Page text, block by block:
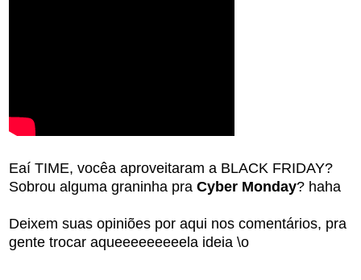
Eaí TIME, vocêa aproveitaram a BLACK FRIDAY?
Sobrou alguma graninha pra Cyber Monday? haha
Deixem suas opiniões por aqui nos comentários, pra
gente trocar aqueeeeeeeeela ideia \o